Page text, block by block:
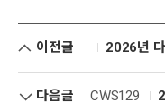
이전글 2026년 다문화
다음글 CWS129